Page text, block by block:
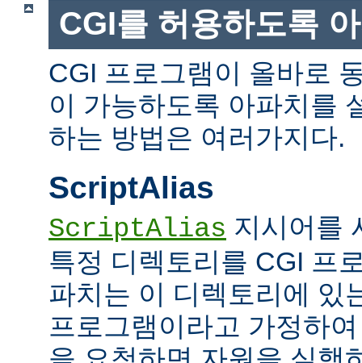
CGI를 허용하도록
CGI 프로그램이 올바로
이 가능하도록 아파치를
하는 방법은 여러가지다.
ScriptAlias
ScriptAlias 지시어를
특정 디렉토리를 CGI 프
파치는 이 디렉토리에 있
프로그램이라고 가정하